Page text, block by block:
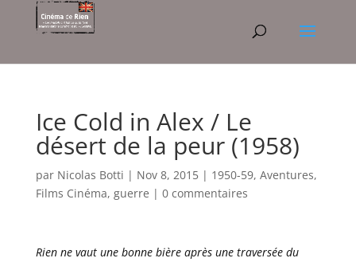
Ice Cold in Alex / Le
désert de la peur (1958)
par Nicolas Botti | Nov 8, 2015| 1950-59, Aventures,
Films Cinéma, guerre | 0 commentaires
Rien ne vaut une bonne bière après une traversée du